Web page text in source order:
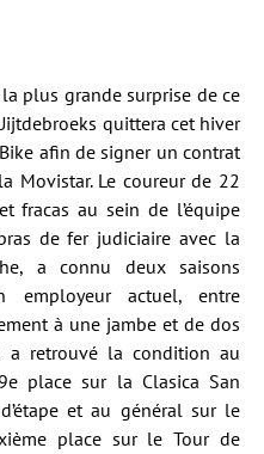
plus grande surprise de ce
quittera cet hiver
afin de signer un contrat
Movistar. Le coureur de 22
fracas au sein de l’équipe
de fer judiciaire avec la
a connu deux saisons
employeur actuel, entre
à une jambe et de dos
a retrouvé la condition au
place sur la Clasica San
et au général sur le
place sur le Tour de